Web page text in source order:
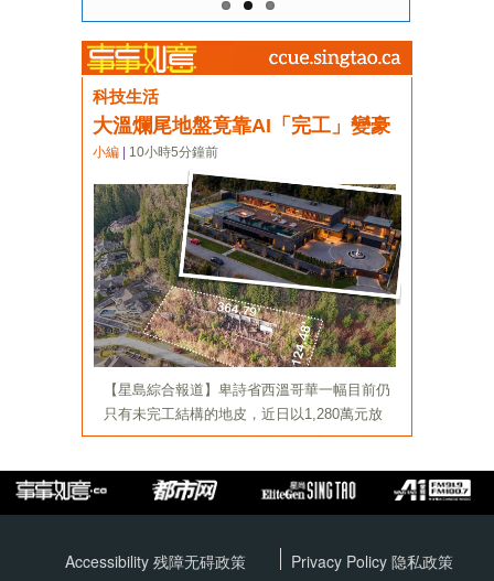
Accessibility 残障无碍政策 Privacy Policy 隐私政策